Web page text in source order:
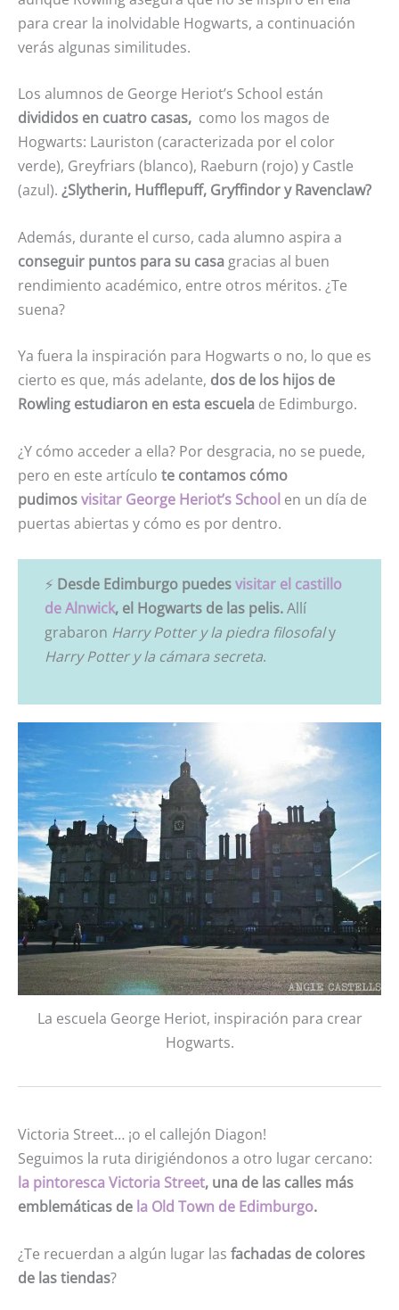
para crear la inolvidable Hogwarts, a continuación
verás algunas similitudes.
Los alumnos de George Heriot’s School están
divididos en cuatro casas, como los magos de
Hogwarts: Lauriston (caracterizada por el color
verde), Greyfriars (blanco), Raeburn (rojo) y Castle
(azul). ¿Slytherin, Hufflepuff, Gryffindor y Ravenclaw?
Además, durante el curso, cada alumno aspira a
conseguir puntos para su casa gracias al buen
rendimiento académico, entre otros méritos. ¿Te
suena?
Ya fuera la inspiración para Hogwarts o no, lo que es
cierto es que, más adelante, dos de los hijos de
Rowling estudiaron en esta escuela de Edimburgo.
¿Y cómo acceder a ella? Por desgracia, no se puede,
pero en este artículo te contamos cómo
pudimosvisitar George Heriot’s School en un día de
puertas abiertas y cómo es por dentro.
⚡ Desde Edimburgo puedesvisitar el castillo
de Alnwick, el Hogwarts de las pelis.Allí
grabaron Harry Potter y la piedra filosofaly
Harry Potter y la cámara secreta.
La escuela George Heriot, inspiración para crear
Hogwarts.
Victoria Street… ¡o el callejón Diagon!
Seguimos la ruta dirigiéndonos a otro lugar cercano:
la pintoresca Victoria Street, una de las calles más
emblemáticas de la Old Town de Edimburgo.
¿Te recuerdan a algún lugar las fachadas de colores
de las tiendas?